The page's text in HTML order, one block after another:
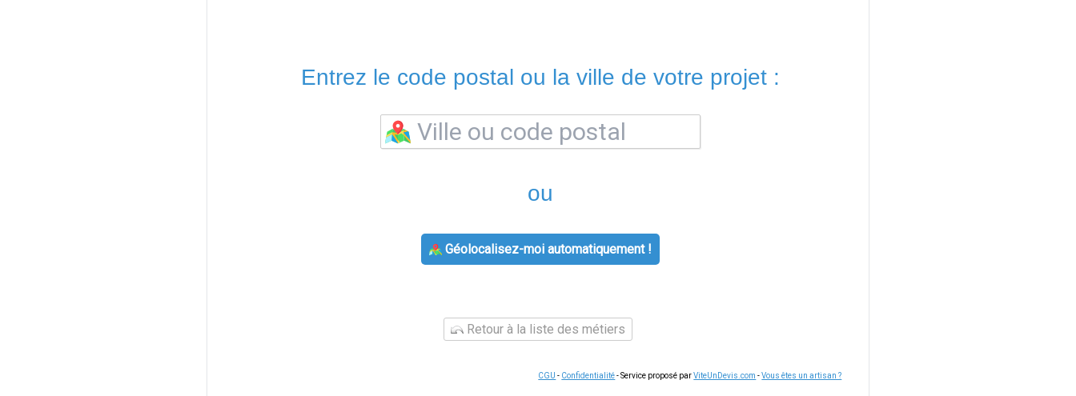
Entrez le code postal ou la ville de votre projet :
ou
Géolocalisez-moi automatiquement !
Retour à la liste des métiers
CGU - Confidentialité- Service proposé parViteUnDevis.com -Vous êtes un artisan ?